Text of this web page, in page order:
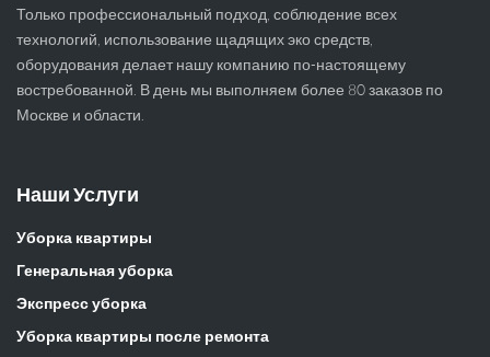
Только профессиональный подход, соблюдение всех
технологий, использование щадящих эко средств,
оборудования делает нашу компанию по-настоящему
востребованной. В день мы выполняем более 80 заказов по
Москве и области.
Наши Услуги
Уборка квартиры
Генеральная уборка
Экспресс уборка
Уборка квартиры после ремонта